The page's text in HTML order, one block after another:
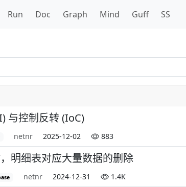
Run Doc Graph Mind Guff SS
与控制反转 (IoC)
netnr 2025-12-02 883
明细表对应大量数据的删除
netnr 2024-12-31 1.4K